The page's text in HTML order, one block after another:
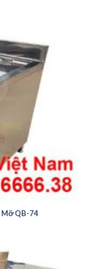
Mỡ QB-74